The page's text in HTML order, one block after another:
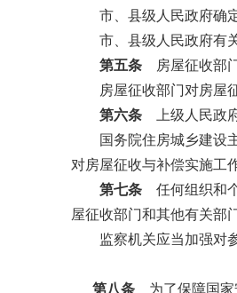
市、县级人民政府确定
市、县级人民政府有关
第五条 房屋征收部
房屋征收部门对房屋征
第六条 上级人民政
国务院住房城乡建设主
对房屋征收与补偿实施工
第七条 任何组织和
屋征收部门和其他有关部
监察机关应当加强对参
第八条 为了保障国家